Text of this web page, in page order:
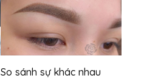
So sánh sự khác nhau